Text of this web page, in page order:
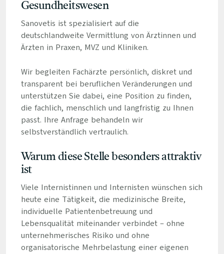
Gesundheitswesen
Sanovetis ist spezialisiert auf die
deutschlandweite Vermittlung von Ärztinnen und
Ärzten in Praxen, MVZ und Kliniken.
Wir begleiten Fachärzte persönlich, diskret und
transparent bei beruflichen Veränderungen und
unterstützen Sie dabei, eine Position zu finden,
die fachlich, menschlich und langfristig zu Ihnen
passt. Ihre Anfrage behandeln wir
selbstverständlich vertraulich.
Warum diese Stelle besonders attraktiv
ist
Viele Internistinnen und Internisten wünschen sich
heute eine Tätigkeit, die medizinische Breite,
individuelle Patientenbetreuung und
Lebensqualität miteinander verbindet – ohne
unternehmerisches Risiko und ohne
organisatorische Mehrbelastung einer eigenen